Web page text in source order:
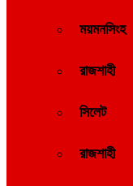
ময়মনসিংহ
রাজশাহী
সিলেট
রাজশাহী